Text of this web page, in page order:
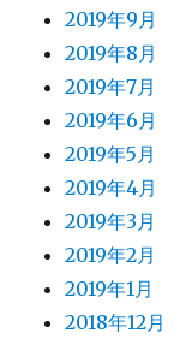
2019年9月
2019年8月
2019年7月
2019年6月
2019年5月
2019年4月
2019年3月
2019年2月
2019年1月
2018年12月